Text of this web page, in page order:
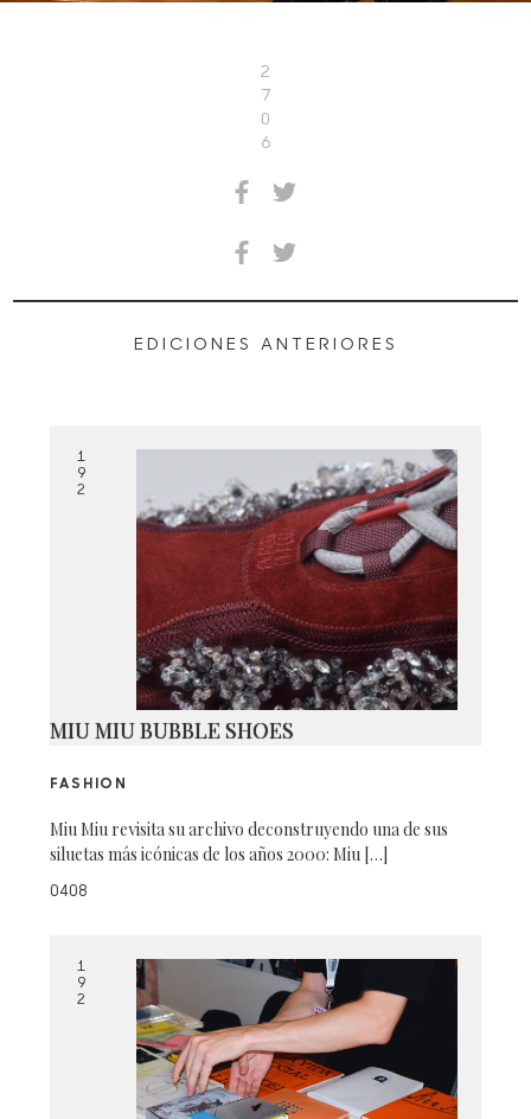
2
7
0
6
EDICIONES ANTERIORES
1
9
2
MIU MIU BUBBLE SHOES
FASHION
Miu Miu revisita su archivo deconstruyendo una de sus
siluetas más icónicas de los años 2000: Miu […]
0408
1
9
2